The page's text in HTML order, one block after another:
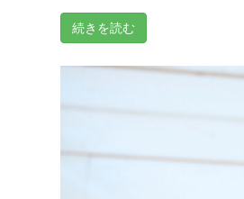
続きを読む